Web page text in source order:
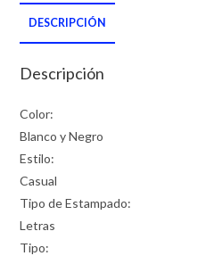
DESCRIPCIÓN
Descripción
Color:
Blanco y Negro
Estilo:
Casual
Tipo de Estampado:
Letras
Tipo: